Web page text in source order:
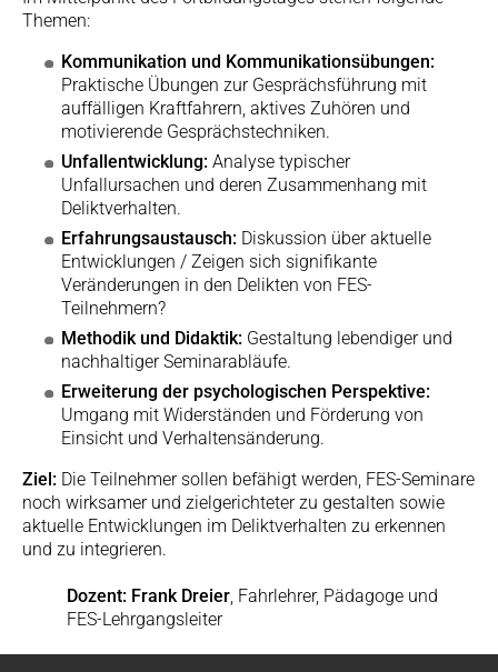
Themen:
Kommunikation und Kommunikationsübungen:
Praktische Übungen zur Gesprächsführung mit
auffälligen Kraftfahrern, aktives Zuhören und
motivierende Gesprächstechniken.
Unfallentwicklung: Analyse typischer
Unfallursachen und deren Zusammenhang mit
Deliktverhalten.
Erfahrungsaustausch: Diskussion über aktuelle
Entwicklungen / Zeigen sich signifikante
Veränderungen in den Delikten von FES-
Teilnehmern?
Methodik und Didaktik: Gestaltung lebendiger und
nachhaltiger Seminarabläufe.
Erweiterung der psychologischen Perspektive:
Umgang mit Widerständen und Förderung von
Einsicht und Verhaltensänderung.
Ziel: Die Teilnehmer sollen befähigt werden, FES-Seminare
noch wirksamer und zielgerichteter zu gestalten sowie
aktuelle Entwicklungen im Deliktverhalten zu erkennen
und zu integrieren.
Dozent: Frank Dreier, Fahrlehrer, Pädagoge und
FES-Lehrgangsleiter